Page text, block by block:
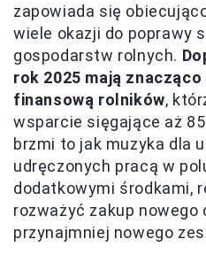
zapowiada się
wiele okazji do poprawy
gospodarstw rolnych.
rok 2025 mają
finansową rolników,
wsparcie sięgające aż
brzmi to jak muzyka dla
udręczonych pracą w
dodatkowymi środkami,
rozważyć zakup nowego
przynajmniej nowego